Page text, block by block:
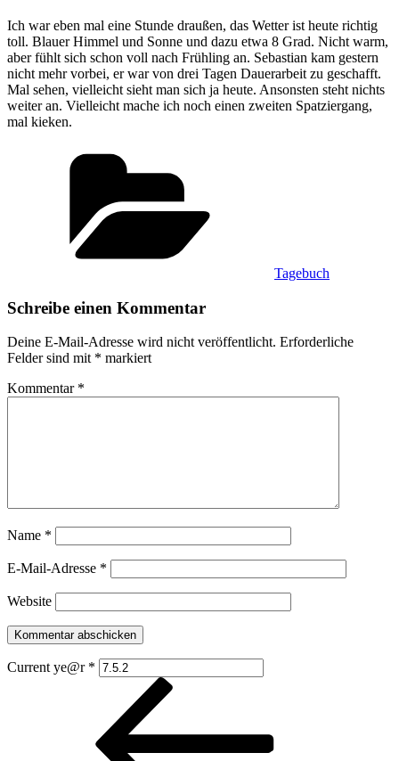
Ich war eben mal eine Stunde draußen, das Wetter ist heute richtig
toll. Blauer Himmel und Sonne und dazu etwa 8 Grad. Nicht warm,
aber fühlt sich schon voll nach Frühling an. Sebastian kam gestern
nicht mehr vorbei, er war von drei Tagen Dauerarbeit zu geschafft.
Mal sehen, vielleicht sieht man sich ja heute. Ansonsten steht nichts
weiter an. Vielleicht mache ich noch einen zweiten Spatziergang,
mal kieken.
Tagebuch
Schreibe einen Kommentar
Deine E-Mail-Adresse wird nicht veröffentlicht. Erforderliche
Felder sind mit * markiert
Kommentar *
Name *
E-Mail-Adresse *
Website
Current ye@r *
Beitragsnavigation